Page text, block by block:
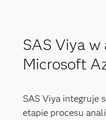
SAS Viya
Microsoft
SAS Viya integruje
etapie procesu